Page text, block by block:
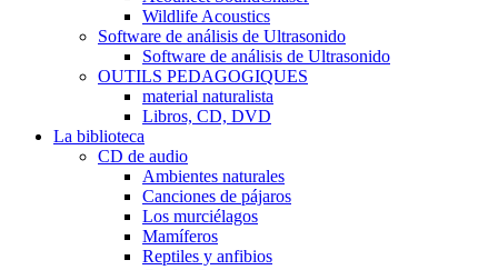
Wildlife Acoustics
Software de análisis de Ultrasonido
Software de análisis de Ultrasonido
OUTILS PEDAGOGIQUES
material naturalista
Libros, CD, DVD
La biblioteca
CD de audio
Ambientes naturales
Canciones de pájaros
Los murciélagos
Mamíferos
Reptiles y anfibios